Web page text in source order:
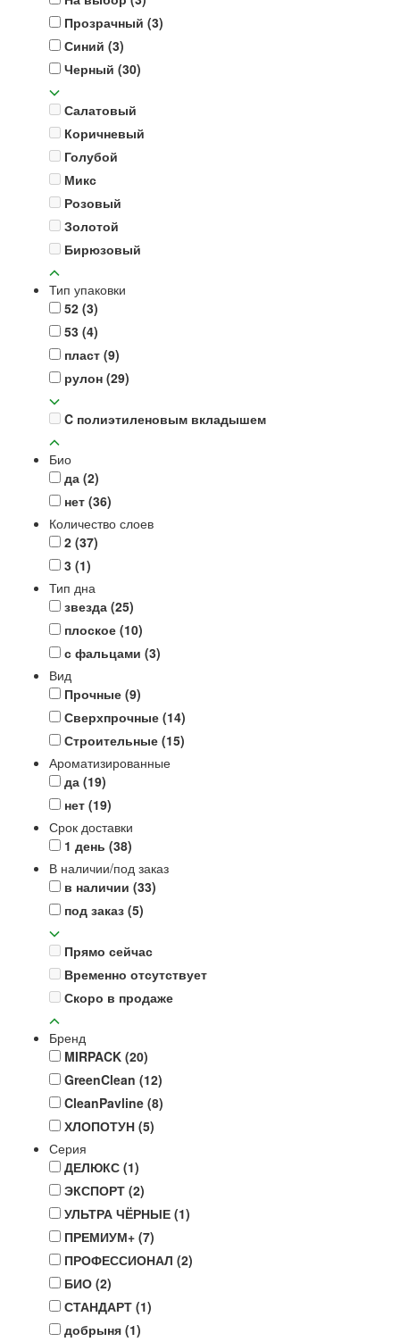
Прозрачный (3)
Синий (3)
Черный (30)
Салатовый
Коричневый
Голубой
Микс
Розовый
Золотой
Бирюзовый
Тип упаковки
52 (3)
53 (4)
пласт (9)
рулон (29)
C полиэтиленовым вкладышем
Био
да (2)
нет (36)
Количество слоев
2 (37)
3 (1)
Тип дна
звезда (25)
плоское (10)
с фальцами (3)
Вид
Прочные (9)
Сверхпрочные (14)
Строительные (15)
Ароматизированные
да (19)
нет (19)
Срок доставки
1 день (38)
В наличии/под заказ
в наличии (33)
под заказ (5)
Прямо сейчас
Временно отсутствует
Скоро в продаже
Бренд
MIRPACK (20)
GreenClean (12)
CleanPavline (8)
ХЛОПОТУН (5)
Серия
ДЕЛЮКС (1)
ЭКСПОРТ (2)
УЛЬТРА ЧЁРНЫЕ (1)
ПРЕМИУМ+ (7)
ПРОФЕССИОНАЛ (2)
БИО (2)
СТАНДАРТ (1)
добрыня (1)